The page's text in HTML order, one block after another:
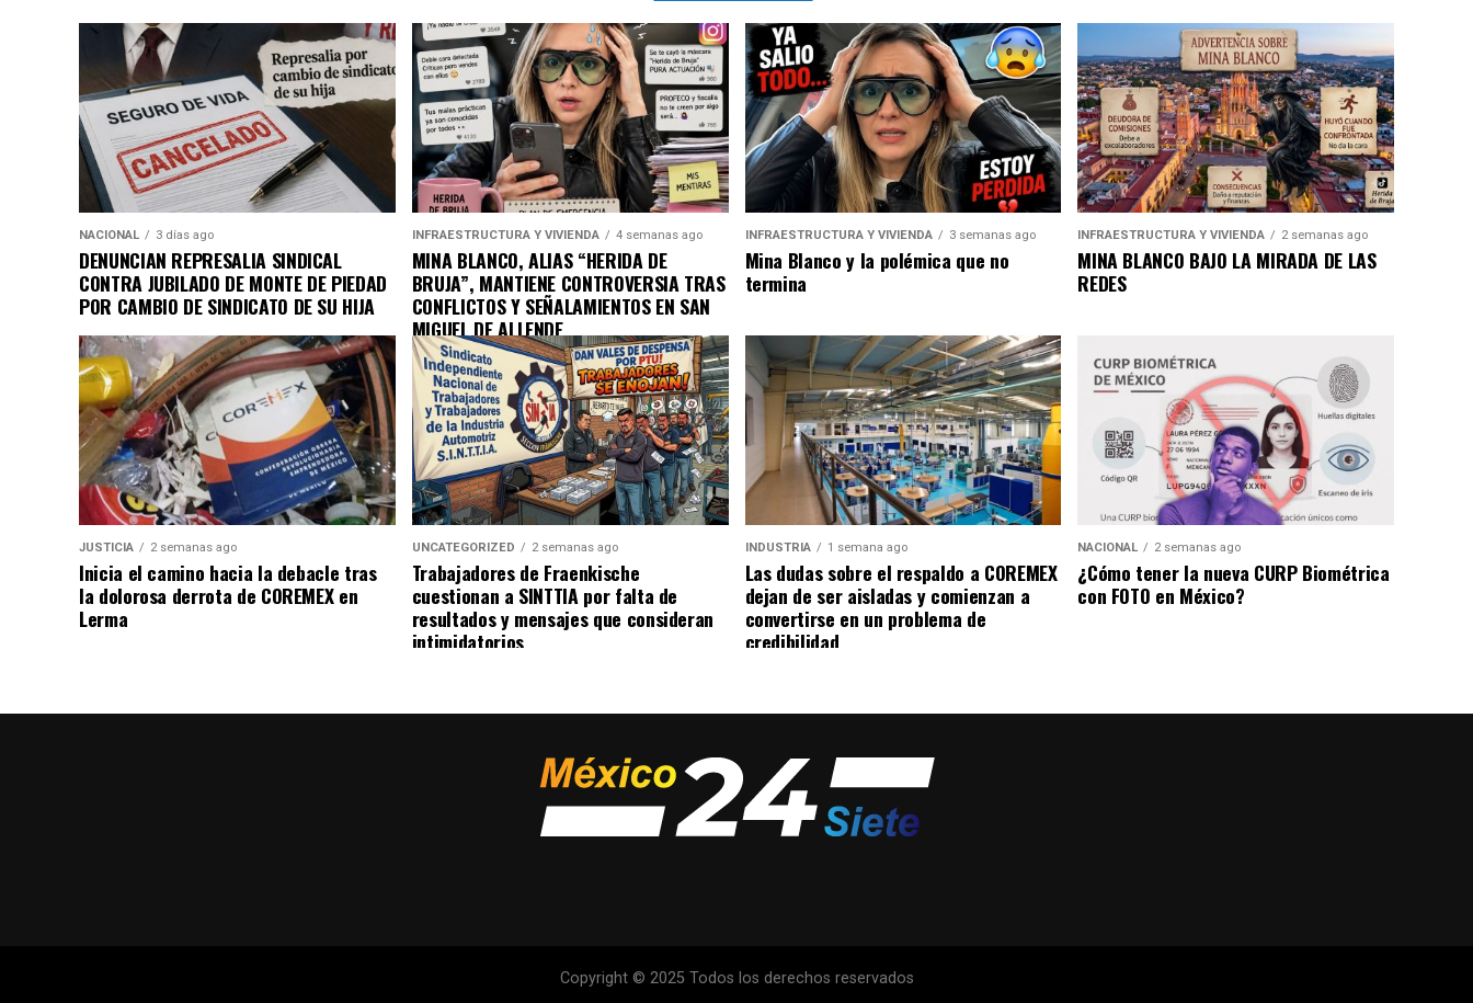
NACIONAL 3 días ago
DENUNCIAN REPRESALIA SINDICAL
CONTRA JUBILADO DE MONTE DE PIEDAD
POR CAMBIO DE SINDICATO DE SU HIJA
INFRAESTRUCTURA Y VIVIENDA 4 semanas ago
MINA BLANCO, ALIAS “HERIDA DE
BRUJA”, MANTIENE CONTROVERSIA TRAS
CONFLICTOS Y SEÑALAMIENTOS EN SAN
MIGUEL DE ALLENDE
INFRAESTRUCTURA Y VIVIENDA 3 semanas ago
Mina Blanco y la polémica que no
termina
INFRAESTRUCTURA Y VIVIENDA 2 semanas ago
MINA BLANCO BAJO LA MIRADA DE LAS
REDES
JUSTICIA 2 semanas ago
Inicia el camino hacia la debacle tras
la dolorosa derrota de COREMEX en
Lerma
UNCATEGORIZED 2 semanas ago
Trabajadores de Fraenkische
cuestionan a SINTTIA por falta de
resultados y mensajes que consideran
intimidatorios
INDUSTRIA 1 semana ago
Las dudas sobre el respaldo a COREMEX
dejan de ser aisladas y comienzan a
convertirse en un problema de
credibilidad
NACIONAL 2 semanas ago
¿Cómo tener la nueva CURP Biométrica
con FOTO en México?
Copyright © 2025 Todos los derechos reservados